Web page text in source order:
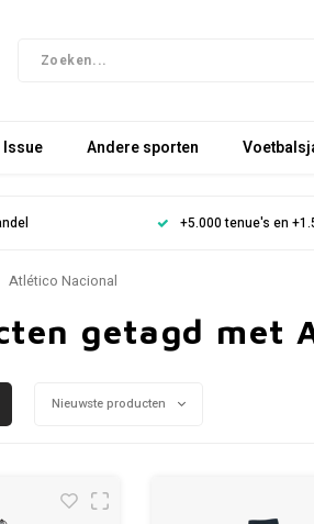
Issue Andere sporten
+5.000 tenue's en
Atlético Nacional
getagd met
Nieuwste producten